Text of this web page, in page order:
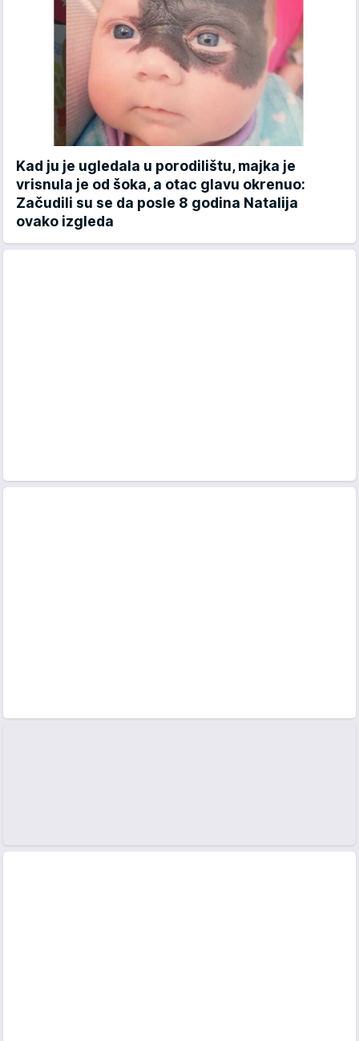
Kad ju je ugledala u porodilištu, majka je
vrisnula je od šoka, a otac glavu okrenuo:
Začudili su se da posle 8 godina Natalija
ovako izgleda